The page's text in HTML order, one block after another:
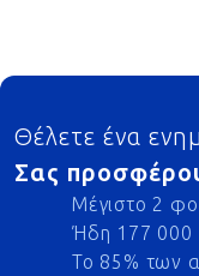
Footer
Θέλετε ένα
Σας
Μέγιστο 2
Ήδη 177 000
Το 85% των